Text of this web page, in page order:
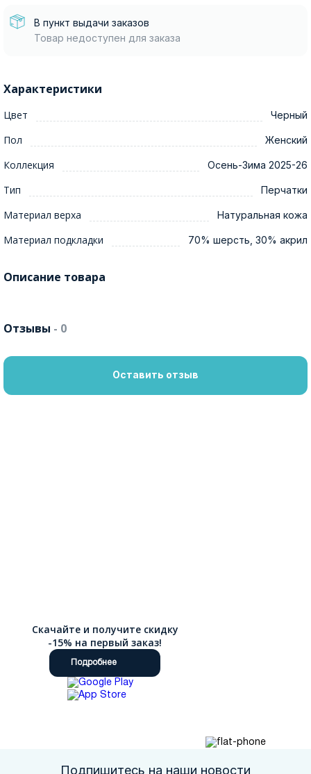
В пункт выдачи заказов
Товар недоступен для заказа
Характеристики
Цвет Черный
Пол Женский
Коллекция Осень-Зима 2025-26
Тип Перчатки
Материал верха Натуральная кожа
Материал подкладки 70% шерсть, 30% акрил
Описание товара
Отзывы - 0
Оставить отзыв
Скачайте и получите скидку
-15% на первый заказ!
Подробнее
Подпишитесь на наши новости